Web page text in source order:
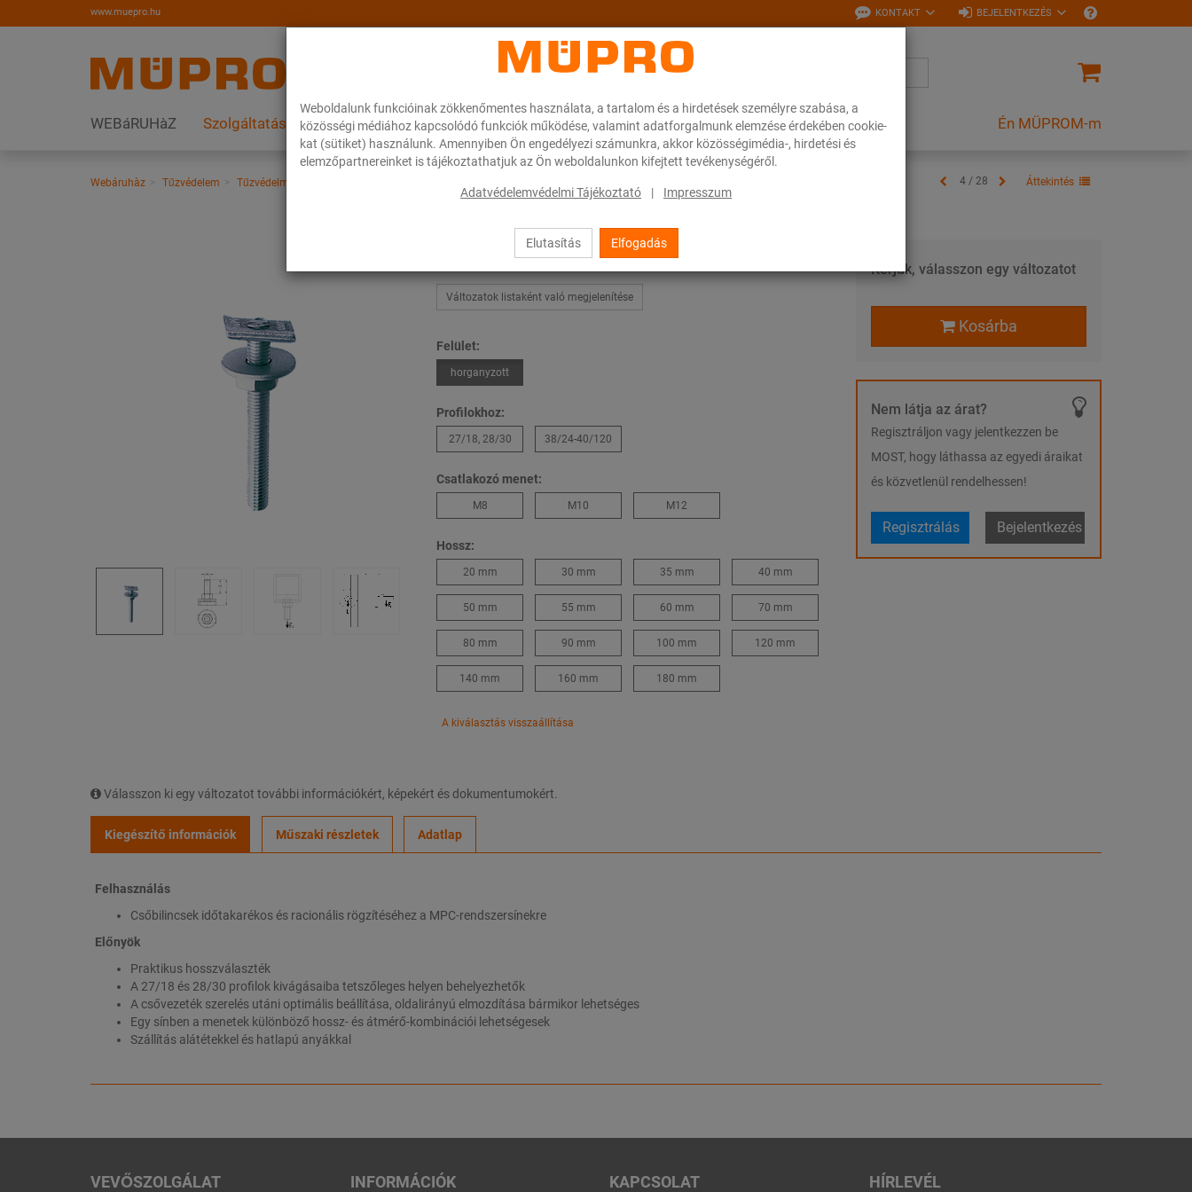
Weboldalunk funkcióinak zökkenőmentes használata, a tartalom és a hirdetések személyre szabása, a
közösségi médiához kapcsolódó funkciók működése, valamint adatforgalmunk elemzése érdekében cookie-
kat (sütiket) használunk. Amennyiben Ön engedélyezi számunkra, akkor közösségimédia-, hirdetési és
elemzőpartnereinket is tájékoztathatjuk az Ön weboldalunkon kifejtett tevékenységéről.
Adatvédelemvédelmi Tájékoztató | Impresszum
Elutasítás Elfogadás
www.muepro.hu KONTAKT BEJELENTKEZÉS
WEBáRUHàZ Szolgáltatások Megoldások A MÜPRO-ról Karrier Downloads Én MÜPROM-m
Webáruhàz Tűzvédelem Tűzvédelmileg bevizsgált rögzítések 4 / 28 Áttekintés
MPC-kalapácsfejű rögzítő
Változatok listaként való megjelenítése
Felület:
horganyzott
Profilokhoz:
27/18, 28/30 38/24-40/120
Csatlakozó menet:
M8 M10 M12
Hossz:
20 mm 30 mm 35 mm 40 mm
50 mm 55 mm 60 mm 70 mm
80 mm 90 mm 100 mm 120 mm
140 mm 160 mm 180 mm
A kiválasztás visszaállítása
Kérjük, válasszon egy változatot
Kosárba
Nem látja az árat?
Regisztráljon vagy jelentkezzen be
MOST, hogy láthassa az egyedi áraikat
és közvetlenül rendelhessen!
Regisztrálás Bejelentkezés
Válasszon ki egy változatot további információkért, képekért és dokumentumokért.
Kiegészítő információk Műszaki részletek Adatlap
Felhasználás
Csőbilincsek időtakarékos és racionális rögzítéséhez a MPC-rendszersínekre
Előnyök
Praktikus hosszválaszték
A 27/18 és 28/30 profilok kivágásaiba tetszőleges helyen behelyezhetők
A csővezeték szerelés utáni optimális beállítása, oldalirányú elmozdítása bármikor lehetséges
Egy sínben a menetek különböző hossz- és átmérő-kombinációi lehetségesek
Szállítás alátétekkel és hatlapú anyákkal
VEVŐSZOLGÁLAT INFORMÁCIÓK KAPCSOLAT HÍRLEVÉL